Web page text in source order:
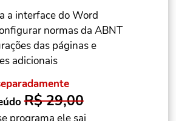
a interface do Word
normas da ABNT
das páginas e
adicionais
R$ 29,00
programa ele sai